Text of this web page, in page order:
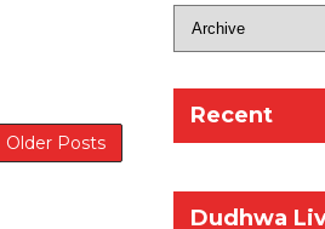
Older Posts
Recent
Dudhwa